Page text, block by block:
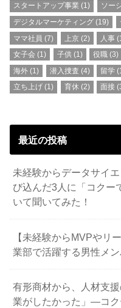
スタートアップ事業 (1) ソー
デジタルマーケティング (19)
ママ社員 (7) 上京(2) 人事
女子会 (1) 子供(1) 役職(3)
海外 (1) 潜入捜査 (4) 留学
立ち上げ (1) 育休 (2) 面接
最近の投稿
未経験からデータサイ
び込んだ3人に「コクー
いて聞いてみた！
【未経験からMVPやリ
業部で活躍する男性メ
有形商材から、人材支
業がしたかった」—コク